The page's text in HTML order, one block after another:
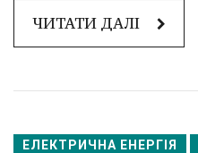
ЧИТАТИ ДАЛІ
ЕЛЕКТРИЧНА ЕНЕРГІЯ